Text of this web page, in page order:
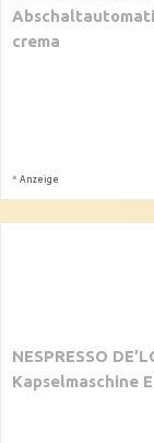
crema
* Anzeige
NESPRESSO
Kapselmaschine